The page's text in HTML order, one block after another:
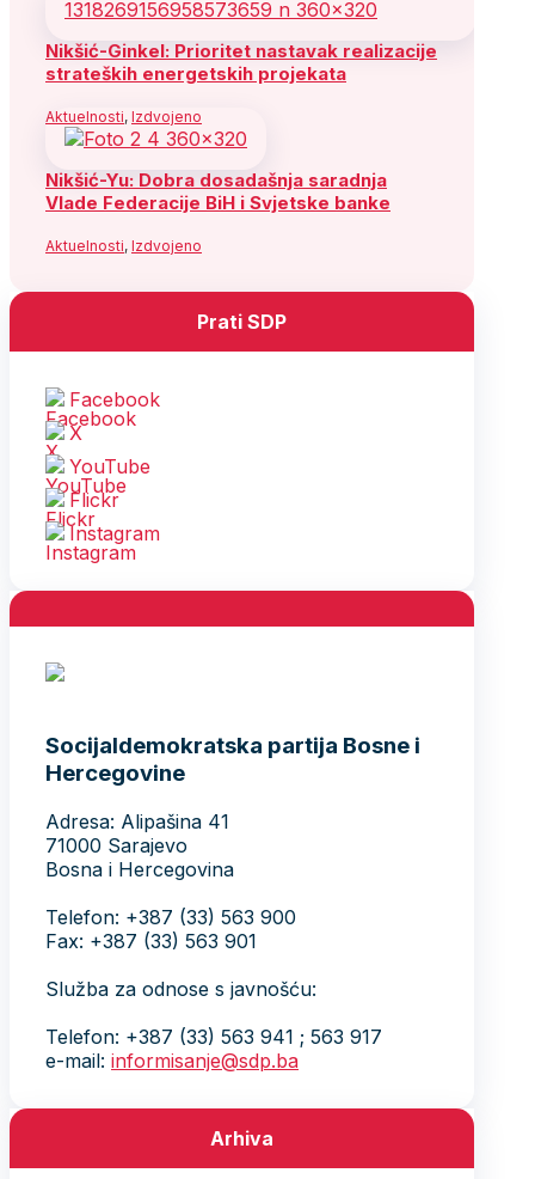
Nikšić-Ginkel: Prioritet nastavak realizacije
strateških energetskih projekata
Aktuelnosti, Izdvojeno
Nikšić-Yu: Dobra dosadašnja saradnja
Vlade Federacije BiH i Svjetske banke
Aktuelnosti, Izdvojeno
Prati SDP
Facebook
X
YouTube
Flickr
Instagram
Socijaldemokratska partija Bosne i
Hercegovine
Adresa: Alipašina 41
71000 Sarajevo
Bosna i Hercegovina
Telefon: +387 (33) 563 900
Fax: +387 (33) 563 901
Služba za odnose s javnošću:
Telefon: +387 (33) 563 941 ; 563 917
e-mail: informisanje@sdp.ba
Arhiva